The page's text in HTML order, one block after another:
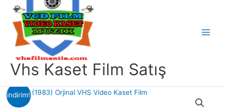
Vhs Kaset Film Satış
indirim!